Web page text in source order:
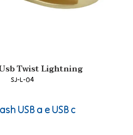
Twist Lightning
SJ-L-04
USB a e USB c